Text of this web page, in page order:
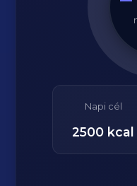
Napi cél
2500 kcal